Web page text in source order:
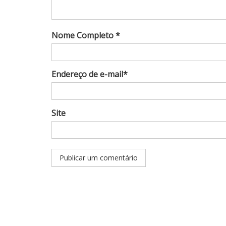
Nome Completo *
Endereço de e-mail*
Site